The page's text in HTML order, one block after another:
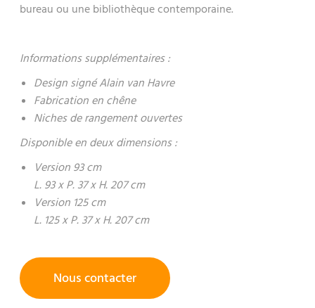
bureau ou une bibliothèque contemporaine.
Informations supplémentaires :
Design signé Alain van Havre
Fabrication en chêne
Niches de rangement ouvertes
Disponible en deux dimensions :
Version 93 cm
L. 93 x P. 37 x H. 207 cm
Version 125 cm
L. 125 x P. 37 x H. 207 cm
Nous contacter